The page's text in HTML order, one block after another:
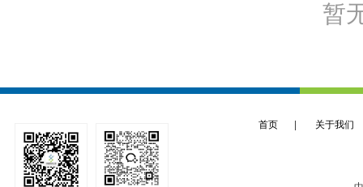
暂
首页 关于我们